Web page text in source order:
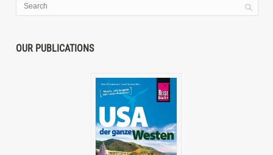
OUR PUBLICATIONS